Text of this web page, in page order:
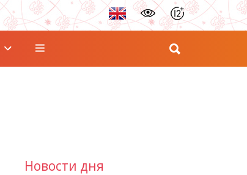
Новости дня